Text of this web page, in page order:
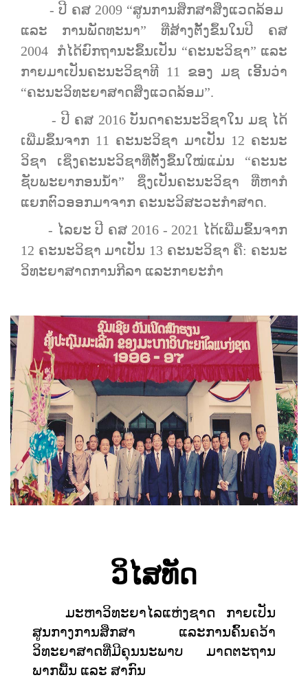
- ປີ ຄສ 2009 “ສູນ​ການ​ສຶກສາ​ສິ່ງ​ແວດ​ລ້ອມ ​
ແລະ ການ​ພັດທະນາ​” ທີ່​ສ້າງຕັ້ງ​ຂຶ້ນ​ໃນ​ປີ ຄສ
2004 ​ກໍ​ໄດ້ຍົກ​ຖານະ​ຂຶ້ນ​ເປັນ “ຄະນະ​ວິຊາ” ແລະ
ກາຍມາເປັນຄະນະວິຊາທີ 11 ​ຂອງ​ ມຊ ​​ເອີ້ນ​ວ່າ
“ຄະນະ​ວິທະຍາສາດ​ສິ່ງ​ແວດ​ລ້ອມ”.
- ປີ ຄສ 2016 ​ບັນດາ​ຄະນະ​ວິຊາໃນ​ ມຊ ​ໄດ້​
ເພີ່ມ​ຂຶ້ນ​ຈາກ 11 ຄະນະວິຊາ​ ມາ​ເປັນ 12 ຄະນະ​
ວິຊາ ​ເຊິ່ງຄະນະວິຊາທີ່ຕັ້ງຂຶ້ນໃໝ່ແມ່ນ “ຄະນະ​
ຊັບພະຍາ​ກອນ​ນໍ້າ” ຊຶ່ງ​ເປັນ​ຄະນະວິຊາ ​ທີ່​ຫາ​ກໍ​
ແຍກ​ຕົວ​ອອກ​ມາ​ຈາກ ​ຄະນະ​ວິສະວະ​ກໍາ​ສາດ.
- ໄລຍະ ປີ ຄສ 2016 - 2021​ ໄດ້​ເພີ່ມ​ຂຶ້ນ​ຈາກ
12 ຄະນະ​ວິຊາ ມາ​ເປັນ 13 ຄະນະ​ວິຊາ ​ຄື: ຄະນະ
ວິທະຍາສາດການກີລາ ແລະກາຍະກໍາ
ວິໄສທັດ
ມະຫາວິທະຍາໄລແຫ່ງຊາດ ກາຍເປັນ
ສູນກາງການສຶກສາ ແລະການຄົ້ນຄວ້າ
ວິທະຍາສາດທີ່ມີຄຸນນະພາບ ມາດຕະຖານ
ພາກພື້ນ ແລະ ສາກົນ